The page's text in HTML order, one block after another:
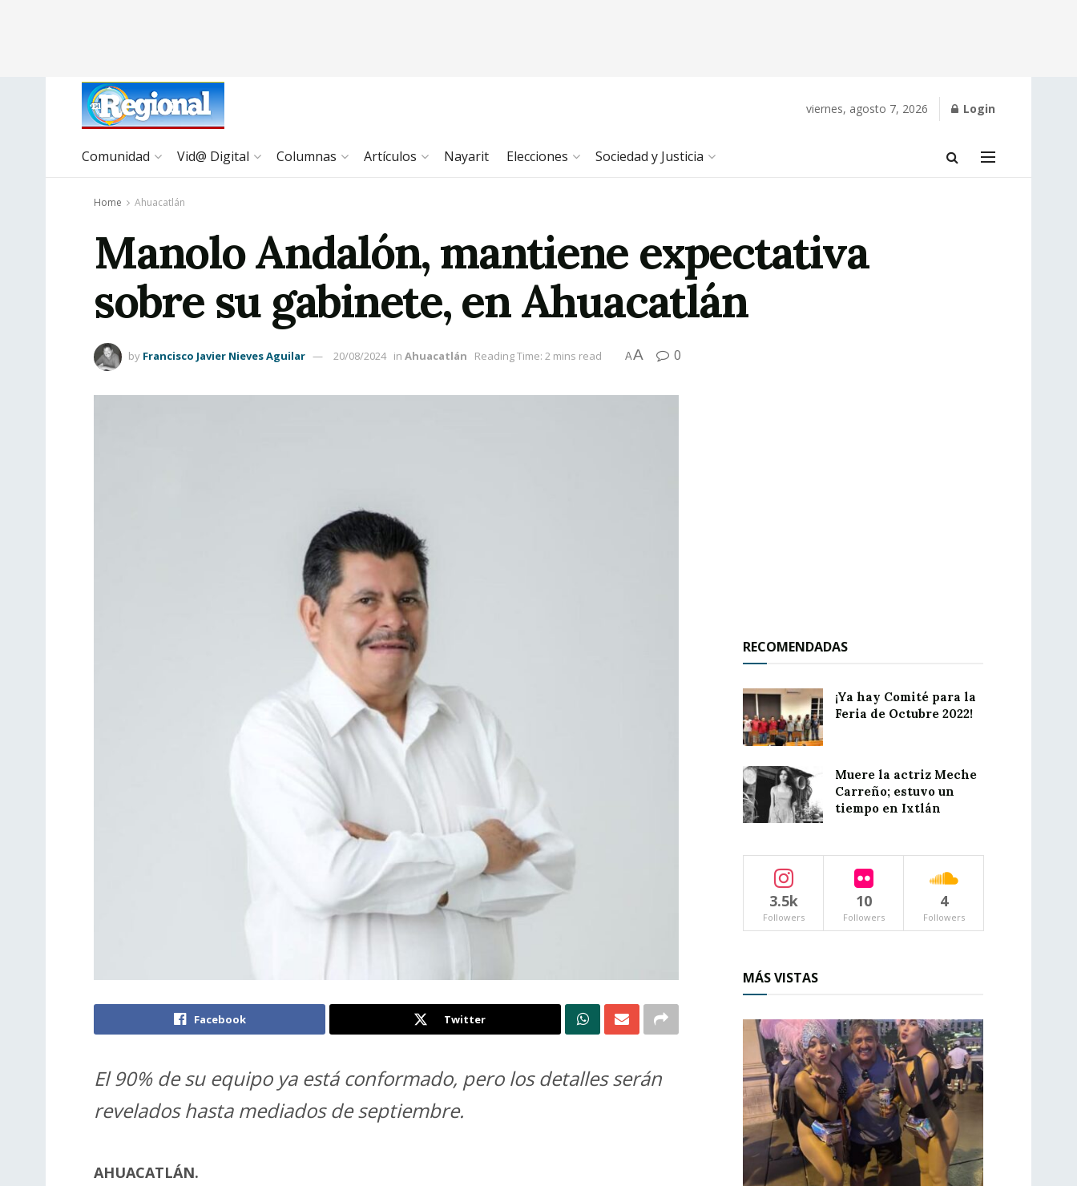
viernes, agosto 7, 2026 Login
Comunidad Vid@ Digital Columnas Artículos Nayarit Elecciones Sociedad y Justicia
Home Ahuacatlán
Manolo Andalón, mantiene expectativa
sobre su gabinete, en Ahuacatlán
by Francisco Javier Nieves Aguilar 20/08/2024 in Ahuacatlán Reading Time: 2 mins read AA 0
Facebook Twitter
El 90% de su equipo ya está conformado, pero los detalles serán
revelados hasta mediados de septiembre.
AHUACATLÁN.
RECOMENDADAS
¡Ya hay Comité para la
Feria de Octubre 2022!
Muere la actriz Meche
Carreño; estuvo un
tiempo en Ixtlán
3.5k
Followers
10
Followers
4
Followers
MÁS VISTAS